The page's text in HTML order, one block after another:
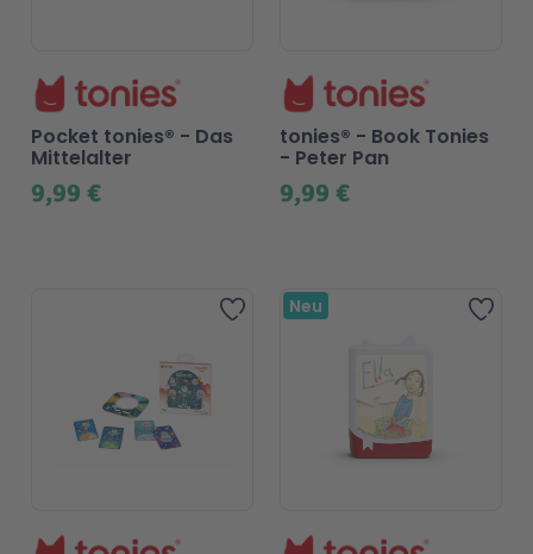
9,99 €
Pocket tonies® - Das
Mittelalter
9,99 €
tonies® - Book Tonies
- Peter Pan
Zur Wunschliste hinzufügen Zur
Neu